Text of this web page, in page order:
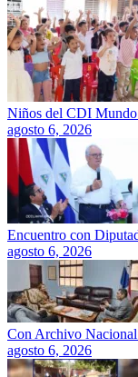
Niños del CDI Mundo
agosto 6, 2026
Encuentro con
agosto 6, 2026
Con Archivo Nacional
agosto 6, 2026